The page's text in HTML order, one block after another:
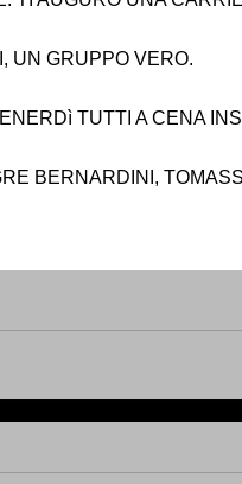
UN GRUPPO VERO.
TUTTI A CENA
BERNARDINI,